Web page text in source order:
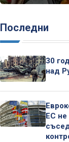
Последни
30
над
ЕС